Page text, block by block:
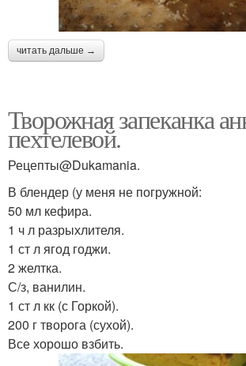
читать дальше →
Творожная запеканка
пехтелевой.
Рецепты@Dukamania.
В блендер (у меня не погружной:
50 мл кефира.
1 ч л разрыхлителя.
1 ст л ягод годжи.
2 желтка.
С/з, ванилин.
1 ст л кк (с Горкой).
200 г творога (сухой).
Все хорошо взбить.